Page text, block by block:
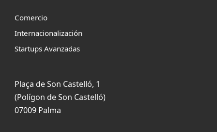
Comercio
Internacionalización
Startups Avanzadas
Plaça de Son Castelló, 1
(Polígon de Son Castelló)
07009 Palma